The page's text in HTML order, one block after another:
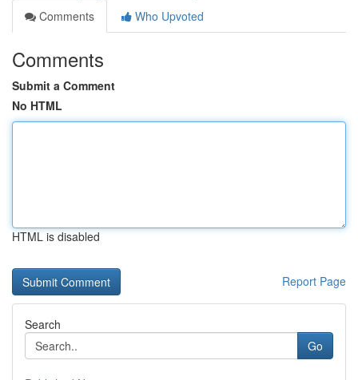
Comments
Who Upvoted
Comments
Submit a Comment
No HTML
HTML is disabled
Report Page
Search
Go